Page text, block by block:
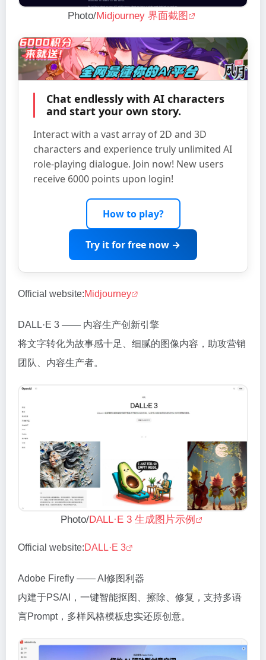
Photo/Midjourney 界面截图
Chat endlessly with AI characters
and start your own story.
Interact with a vast array of 2D and 3D
characters and experience truly unlimited AI
role-playing dialogue. Join now! New users
receive 6000 points upon login!
How to play?
Try it for free now →
Official website:Midjourney
DALL·E 3 —— 内容生产创新引擎
将文字转化为故事感十足、细腻的图像内容，助攻营销
团队、内容生产者。
Photo/DALL·E 3 生成图片示例
Official website:DALL·E 3
Adobe Firefly —— AI修图利器
内建于PS/AI，一键智能抠图、擦除、修复，支持多语
言Prompt，多样风格模板忠实还原创意。